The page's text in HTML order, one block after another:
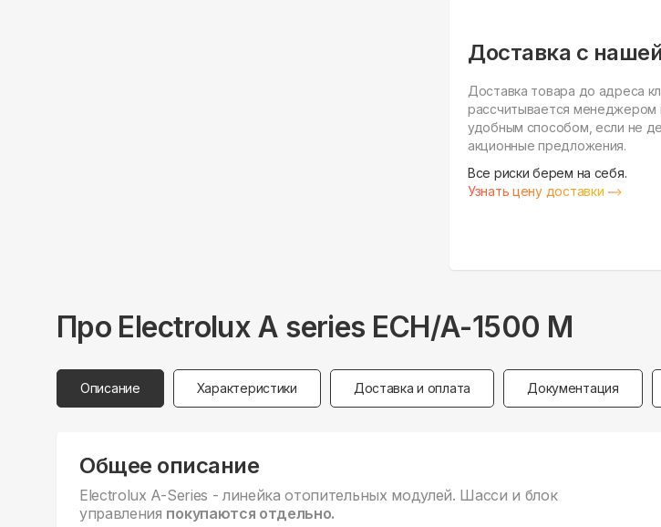
Доставка с
Доставка товара до адреса
рассчитывается менеджером
удобным способом, если не
акционные предложения.
Все риски берем на себя.
Узнать цену доставки
Про Electrolux A series ECH/A-1500 M
Описание Характеристики Доставка и оплата Документация
Общее описание
Electrolux A-Series - линейка отопительных модулей. Шасси и блок
управления покупаются отдельно.